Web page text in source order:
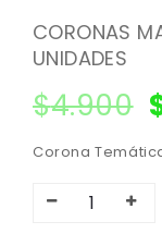
CORONAS
UNIDADES
$4.900
Corona